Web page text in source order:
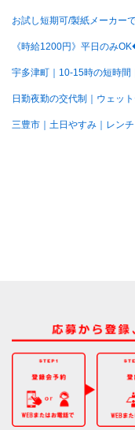
お試し短期可/製紙メーカー
《時給1200円》平日のみ
宇多津町｜10-15時の短時間
日勤夜勤の交代制｜ウェッ
三豊市｜土日やすみ｜レン